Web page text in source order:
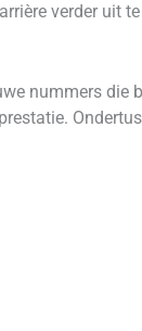
verder uit
nummers die